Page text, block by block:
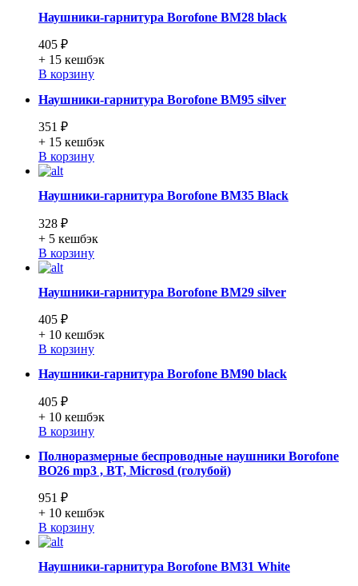
Наушники-гарнитура Borofone BM28 black
405 ₽
+ 15 кешбэк
В корзину
Наушники-гарнитура Borofone BM95 silver
351 ₽
+ 15 кешбэк
В корзину
Наушники-гарнитура Borofone BM35 Black
328 ₽
+ 5 кешбэк
В корзину
Наушники-гарнитура Borofone BM29 silver
405 ₽
+ 10 кешбэк
В корзину
Наушники-гарнитура Borofone BM90 black
405 ₽
+ 10 кешбэк
В корзину
Полноразмерные беспроводные наушники Borofone
BO26 mp3 , BT, Microsd (голубой)
951 ₽
+ 10 кешбэк
В корзину
Наушники-гарнитура Borofone BM31 White